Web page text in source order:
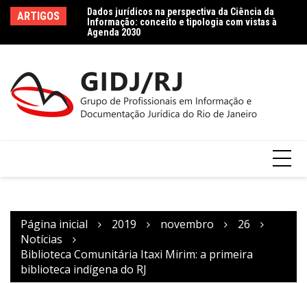
paraARTIGOS
e Preciosas
preliminares
Dados jurídicos na perspectiva da Ciência da
Informação: conceito e tipologia com vistas à
Agenda 2030
Página inicial 2019 novembro
26
Notícias
Biblioteca Comunitária Itaxi Mirim: a primeira
biblioteca indígena do RJ